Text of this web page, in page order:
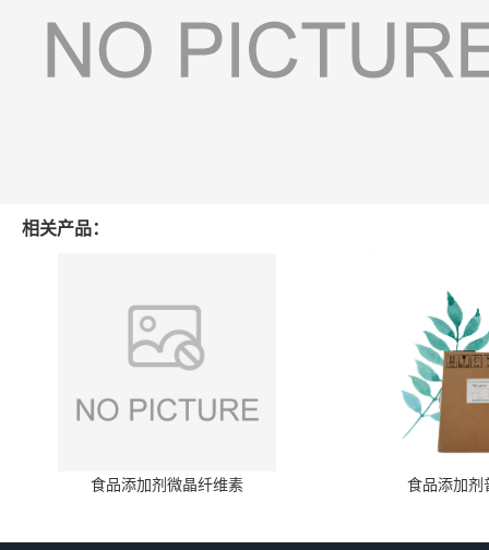
相关产品：
食品添加剂微晶纤维素 食品添加剂